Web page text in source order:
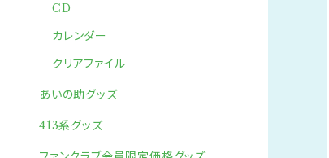
CD
カレンダー
クリアファイル
あいの助グッズ
413系グッズ